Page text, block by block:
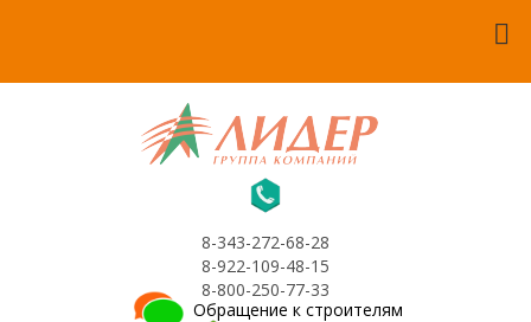
8-343-272-68-28
8-922-109-48-15
8-800-250-77-33
Обращение к строителям